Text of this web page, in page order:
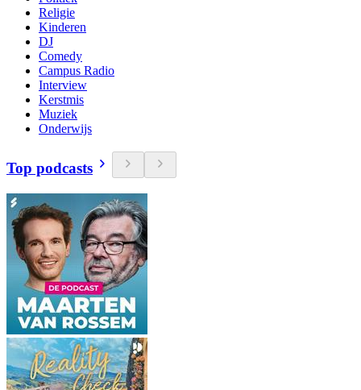
Religie
Kinderen
DJ
Comedy
Campus Radio
Interview
Kerstmis
Muziek
Onderwijs
Top podcasts